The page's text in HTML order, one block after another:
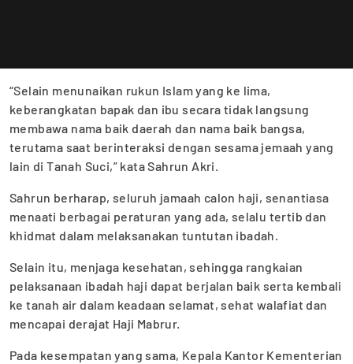
“Selain menunaikan rukun Islam yang ke lima,
keberangkatan bapak dan ibu secara tidak langsung
membawa nama baik daerah dan nama baik bangsa,
terutama saat berinteraksi dengan sesama jemaah yang
lain di Tanah Suci,” kata Sahrun Akri.
Sahrun berharap, seluruh jamaah calon haji, senantiasa
menaati berbagai peraturan yang ada, selalu tertib dan
khidmat dalam melaksanakan tuntutan ibadah.
Selain itu, menjaga kesehatan, sehingga rangkaian
pelaksanaan ibadah haji dapat berjalan baik serta kembali
ke tanah air dalam keadaan selamat, sehat walafiat dan
mencapai derajat Haji Mabrur.
Pada kesempatan yang sama, Kepala Kantor Kementerian